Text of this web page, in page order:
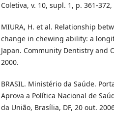
Coletiva, v. 10, supl. 1, p. 361-372,
MIURA, H. et al. Relationship
change in chewing ability: a
Japan. Community Dentistry and
2000.
BRASIL. Ministério da Saúde.
Aprova a Política Nacional de
da União, Brasília, DF, 20 out.